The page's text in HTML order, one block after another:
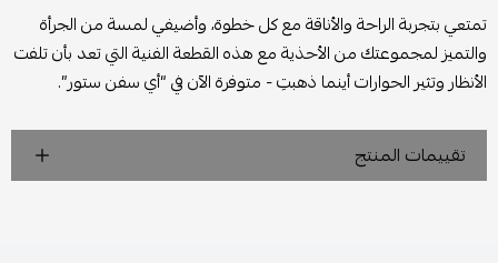
تمتعي بتجربة الراحة والأناقة مع كل خطوة، وأضيفي لمسة من الجرأة
والتميز لمجموعتك من الأحذية مع هذه القطعة الفنية التي تعد بأن تلفت
الأنظار وتثير الحوارات أينما ذهبتِ - متوفرة الآن في “أي سفن ستور”.
تقييمات المنتج